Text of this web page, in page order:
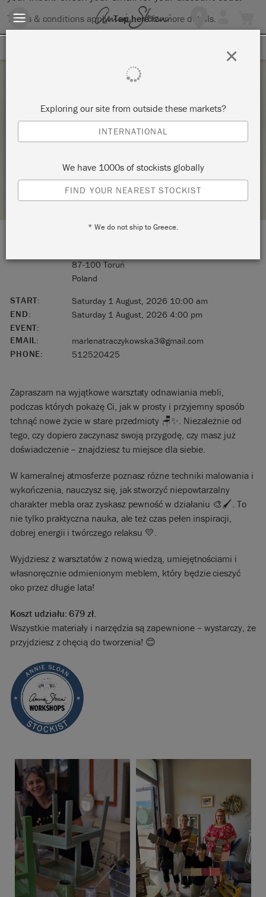
Terms & conditions apply.Tap herefor more details.
WARSZTATY STYLIZACJI MEBLI PRODUKTAMI
ANNIE SLOAN
STOCKIST PROFILE
87-100 Toruń
Poland
START:
Saturday 1 August, 2026 10:00 am
END:
Saturday 1 August, 2026 4:00 pm
EVENT:
EMAIL:
marlenatraczykowska3@gmail.com
PHONE:
512520425
Zapraszam na wyjątkowe warsztaty odnawiania mebli,
podczas których pokażę Ci, jak w prosty i przyjemny sposób
tchnąć nowe życie w stare przedmioty 🪑✨. Niezależnie od
tego, czy dopiero zaczynasz swoją przygodę, czy masz już
doświadczenie – znajdziesz tu miejsce dla siebie.
W kameralnej atmosferze poznasz różne techniki malowania i
wykończenia, nauczysz się, jak stworzyć niepowtarzalny
charakter mebla oraz zyskasz pewność w działaniu 🎨🖌️. To
nie tylko praktyczna nauka, ale też czas pełen inspiracji,
dobrej energii i twórczego relaksu 💛.
Wyjdziesz z warsztatów z nową wiedzą, umiejętnościami i
własnoręcznie odmienionym meblem, który będzie cieszyć
oko przez długie lata!
Koszt udziału: 679 zł.
Wszystkie materiały i narzędzia są zapewnione – wystarczy, że
przyjdziesz z chęcią do tworzenia! 😊
Exploring our site from outside these markets?
INTERNATIONAL
We have 1000s of stockists globally
FIND YOUR NEAREST STOCKIST
* We do not ship to Greece.
×